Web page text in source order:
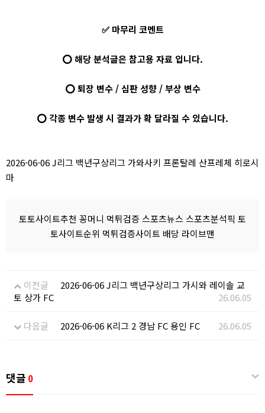
✅ 마무리 코멘트
⭕ 해당 분석글은 참고용 자료 입니다.
⭕ 퇴장 변수 / 심판 성향 / 부상 변수
⭕ 각종 변수 발생 시 결과가 확 달라질 수 있습니다.
2026-06-06 J리그 백년구상리그 가와사키 프론탈레 산프레체 히로시
마
토토사이트추천 꽁머니 먹튀검증 스포츠뉴스 스포츠분석픽 토
토사이트순위 먹튀검증사이트 배당 라이브맨
이전글
2026-06-06 J리그 백년구상리그 가시와 레이솔 교
토 상가 FC
26.06.05
다음글 2026-06-06 K리그 2 경남 FC 용인 FC 26.06.05
댓글 0